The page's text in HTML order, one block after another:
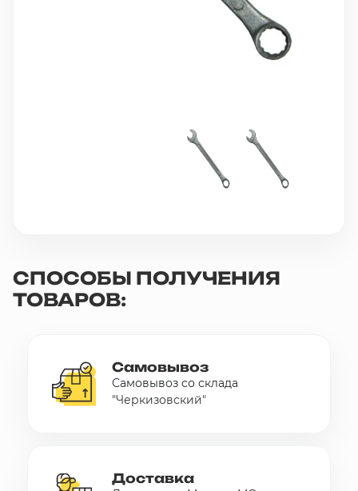
СПОСОБЫ ПОЛУЧЕНИЯ
ТОВАРОВ:
Самовывоз
Самовывоз со склада
"Черкизовский"
Доставка